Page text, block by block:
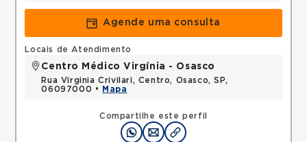
Agende uma consulta
Compartilhe este perfil
Locais de Atendimento
Centro Médico Virgínia - Osasco
Rua Virginia Crivilari, Centro, Osasco, SP,
06097000 •
Mapa